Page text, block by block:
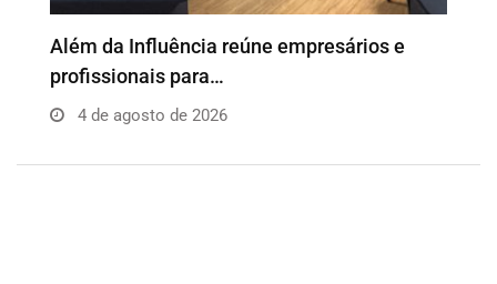
Wesley Cezar reúne principais lideranças do
PL e…
3 de agosto de 2026